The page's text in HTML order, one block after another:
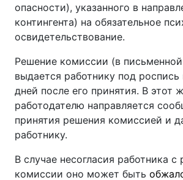
опасности), указанного в
контингента) на обязательное
освидетельствование.
Решение комиссии (в
выдается работнику под роспись
дней после его принятия. В этот
работодателю направляется
принятия решения комиссией и
работнику.
В случае несогласия работника
комиссии оно может быть